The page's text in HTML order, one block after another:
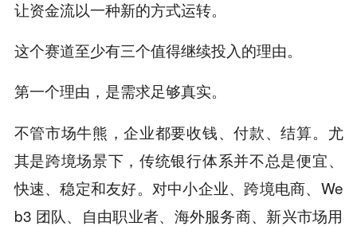
让资金流以一种新的方式运转。
这个赛道至少有三个值得继续投入的理由。
第一个理由，是需求足够真实。
不管市场牛熊，企业都要收钱、付款、结算。尤
其是跨境场景下，传统银行体系并不总是便宜、
快速、稳定和友好。对中小企业、跨境电商、We
b3 团队、自由职业者、海外服务商、新兴市场用